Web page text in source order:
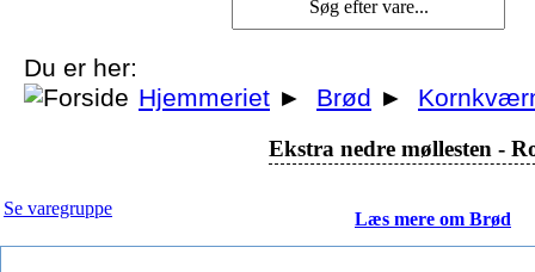
Du er her:
Hjemmeriet ► Brød ►
Ekstra nedre møllesten -
Se varegruppe
Læs mere om Brød